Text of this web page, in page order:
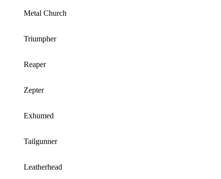
Metal Church
Triumpher
Reaper
Zepter
Exhumed
Tailgunner
Leatherhead